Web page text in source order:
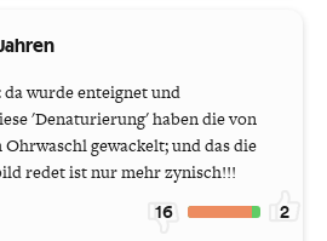
wurde enteignet und
'Denaturierung' haben die von
gewackelt; und das die
redet ist nur mehr zynisch!!!
16 2